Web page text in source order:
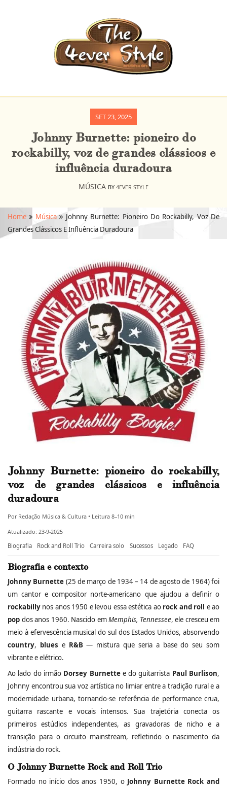
SET 23, 2025
Johnny Burnette: pioneiro do
rockabilly, voz de grandes clássicos e
influência duradoura
MÚSICA BY 4EVER STYLE
Home Música
Johnny Burnette: Pioneiro Do Rockabilly, Voz De
Grandes Clássicos E Influência Duradoura
Johnny Burnette: pioneiro do rockabilly,
voz de grandes clássicos e influência
duradoura
Por Redação Música & Cultura • Leitura 8–10 min
Atualizado: 23-9-2025
Biografia
Rock and Roll Trio Carreira solo Sucessos Legado FAQ
Biografia e contexto
Johnny Burnette (25 de março de 1934 – 14 de agosto de 1964) foi
um cantor e compositor norte‑americano que ajudou a definir o
rockabilly nos anos 1950 e levou essa estética ao rock and roll e ao
pop dos anos 1960. Nascido emMemphis, Tennessee, ele cresceu em
meio à efervescência musical do sul dos Estados Unidos, absorvendo
country, blues e R&B — mistura que seria a base do seu som
vibrante e elétrico.
Ao lado do irmão Dorsey Burnettee do guitarrista Paul Burlison,
Johnny encontrou sua voz artística no limiar entre a tradição rural e a
modernidade urbana, tornando‑se referência de performance crua,
guitarra rascante e vocais intensos. Sua trajetória conecta os
primeiros estúdios independentes, as gravadoras de nicho e a
transição para o circuito mainstream, refletindo o nascimento da
indústria do rock.
O Johnny Burnette Rock and Roll Trio
Formado no início dos anos 1950, o Johnny Burnette Rock and